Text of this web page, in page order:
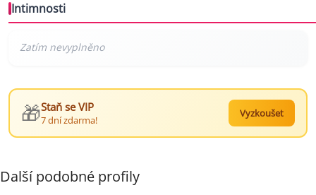
Intimnosti
🎁Staň se VIP
7 dní zdarma!
Vyzkoušet
Další podobné profily